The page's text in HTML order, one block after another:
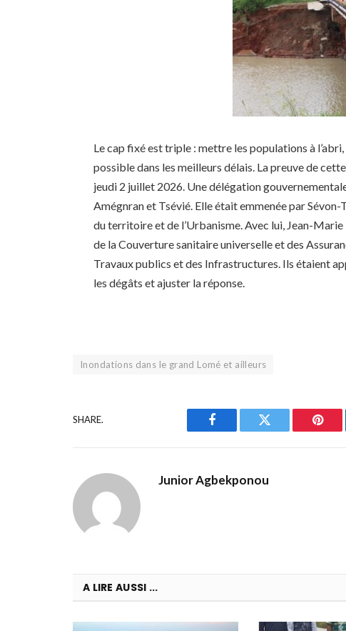
Le cap fixé est triple : mettre les populations à
possible dans les meilleurs délais. La preuve de
jeudi 2 juillet 2026. Une délégation
Amégnran et Tsévié. Elle était emmenée par
du territoire et de l’Urbanisme. Avec lui, Jean-
de la Couverture sanitaire universelle et des
Travaux publics et des Infrastructures. Ils étaient
les dégâts et ajuster la réponse.
Inondations dans le grand Lomé et ailleurs
SHARE.
Facebook Twitter
Junior Agbekponou
A LIRE AUSSI ...